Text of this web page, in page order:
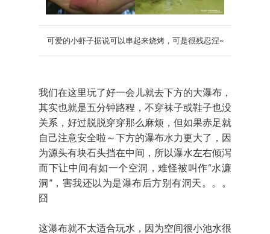
可爱的小虾子据说可以串起来烧烤，可是很残忍涅~
我们在这里玩了好一会儿就去下方的大瀑布，
其实也就是五分钟路程，不穿袜子或鞋子也没
关系，好过脱脱穿穿那么麻烦，但如果赤足就
自己注意安全啦～下方的瀑布水力更大了，因
为源头有块石头挡在中间，所以瀑水左右倾泻
而下让中间有如一个空洞，难怪被叫作“水濂
洞”，害我还以为是瀑布后方别有洞天。。。
囧
这瀑布就不太适合玩水，因为空间很小池水很